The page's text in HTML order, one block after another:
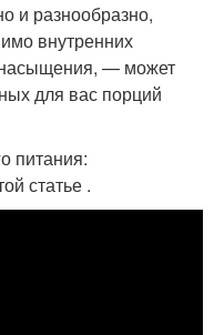
и разнообразно,
внутренних
— может
для вас порций
питания:
статье .